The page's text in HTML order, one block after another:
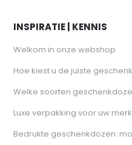
INSPIRATIE | KENNIS
Welkom in onze webshop
Hoe kiest u de juiste
Welke soorten
Luxe verpakking voor uw merk
Bedrukte geschenkdozen: